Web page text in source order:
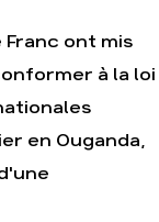
– Énergie
Franc ont mis
à la loi
en Ouganda,